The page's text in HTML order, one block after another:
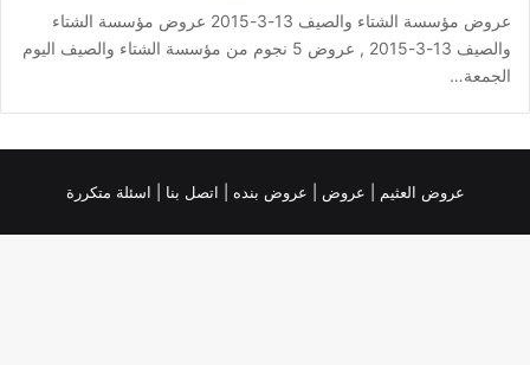
عروض مؤسسة الشتاء والصيف 13-3-2015 عروض مؤسسة الشتاء
والصيف 13-3-2015 , عروض 5 نجوم من مؤسسة الشتاء والصيف اليوم
الجمعة…
عروض العثيم عروض عروض بنده | اتصل بنا | اسئلة متكررة